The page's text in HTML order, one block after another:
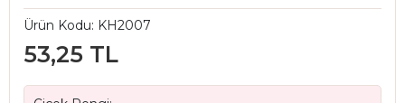
Ürün Kodu: KH2007
53,25 TL